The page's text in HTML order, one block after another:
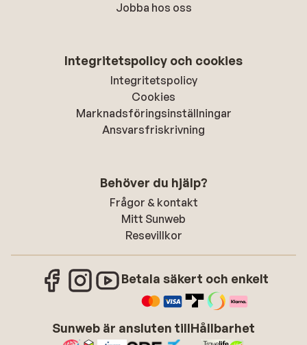
Jobba hos oss
Integritetspolicy och cookies
Integritetspolicy
Cookies
Marknadsföringsinställningar
Ansvarsfriskrivning
Behöver du hjälp?
Frågor & kontakt
Mitt Sunweb
Resevillkor
Betala säkert och enkelt
Sunweb är ansluten tillHållbarhet